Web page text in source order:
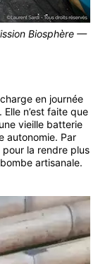
Biosphère —
en journée
n’est faite que
vieille batterie
autonomie. Par
la rendre plus
artisanale.